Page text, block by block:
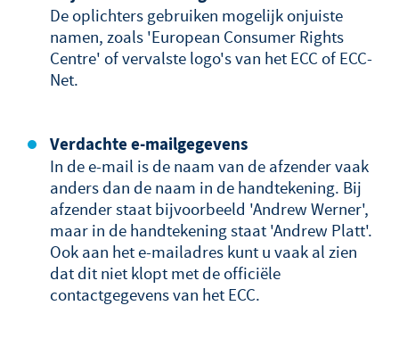
De oplichters gebruiken mogelijk onjuiste
namen, zoals 'European Consumer Rights
Centre' of vervalste logo's van het ECC of ECC-
Net.
Verdachte e-mailgegevens
In de e-mail is de naam van de afzender vaak
anders dan de naam in de handtekening. Bij
afzender staat bijvoorbeeld 'Andrew Werner',
maar in de handtekening staat 'Andrew Platt'.
Ook aan het e-mailadres kunt u vaak al zien
dat dit niet klopt met de officiële
contactgegevens van het ECC.